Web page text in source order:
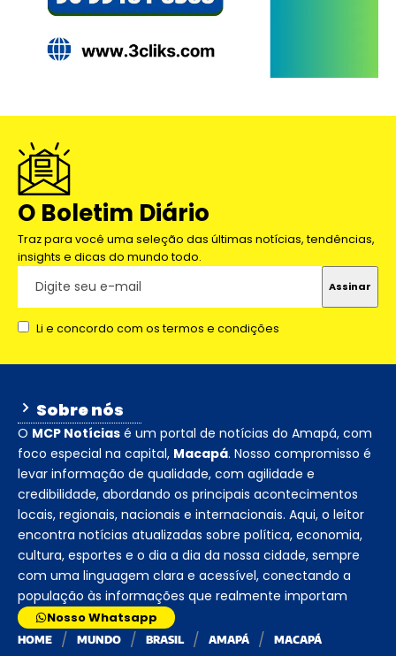
O Boletim Diário
Traz para você uma seleção das últimas notícias, tendências,
insights e dicas do mundo todo.
Li e concordo com os termos e condições
Sobre nós
O MCP Notícias é um portal de notícias do Amapá, com
foco especial na capital, Macapá. Nosso compromisso é
levar informação de qualidade, com agilidade e
credibilidade, abordando os principais acontecimentos
locais, regionais, nacionais e internacionais. Aqui, o leitor
encontra notícias atualizadas sobre política, economia,
cultura, esportes e o dia a dia da nossa cidade, sempre
com uma linguagem clara e acessível, conectando a
população às informações que realmente importam
Nosso Whatsapp
HOME MUNDO BRASIL AMAPÁ MACAPÁ